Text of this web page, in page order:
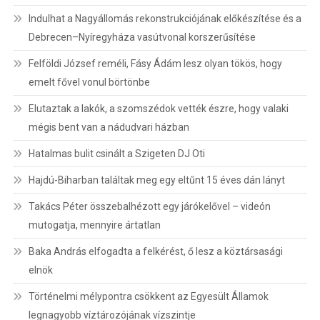
Indulhat a Nagyállomás rekonstrukciójának előkészítése és a
Debrecen–Nyíregyháza vasútvonal korszerűsítése
Felföldi József reméli, Fásy Ádám lesz olyan tökös, hogy
emelt fővel vonul börtönbe
Elutaztak a lakók, a szomszédok vették észre, hogy valaki
mégis bent van a nádudvari házban
Hatalmas bulit csinált a Szigeten DJ Oti
Hajdú-Biharban találtak meg egy eltűnt 15 éves dán lányt
Takács Péter összebalhézott egy járókelővel – videón
mutogatja, mennyire ártatlan
Baka András elfogadta a felkérést, ő lesz a köztársasági
elnök
Történelmi mélypontra csökkent az Egyesült Államok
legnagyobb víztározójának vízszintje